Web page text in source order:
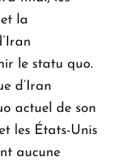
la
le statu quo.
d’Iran
actuel de son
les États-Unis
aucune